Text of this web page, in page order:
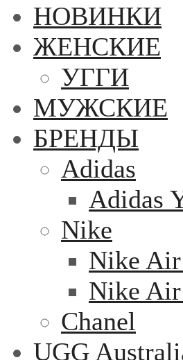
НОВИНКИ
ЖЕНСКИЕ
УГГИ
МУЖСКИЕ
БРЕНДЫ
Adidas
Adidas
Nike
Nike
Nike
Chanel
UGG